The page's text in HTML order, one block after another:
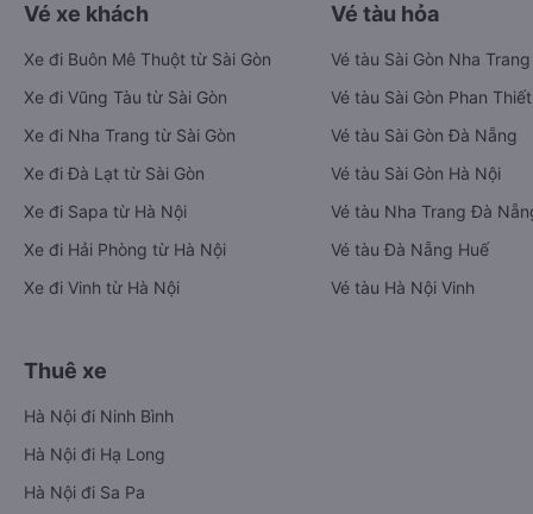
Vé xe khách
Xe đi Buôn Mê Thuột từ Sài Gòn
Xe đi Vũng Tàu từ Sài Gòn
Xe đi Nha Trang từ Sài Gòn
Xe đi Đà Lạt từ Sài Gòn
Xe đi Sapa từ Hà Nội
Xe đi Hải Phòng từ Hà Nội
Xe đi Vinh từ Hà Nội
Vé tàu hỏa
Vé tàu Sài Gòn Nha Trang
Vé tàu Sài Gòn Phan Thiết
Vé tàu Sài Gòn Đà Nẵng
Vé tàu Sài Gòn Hà Nội
Vé tàu Nha Trang Đà
Vé tàu Đà Nẵng Huế
Vé tàu Hà Nội Vinh
Thuê xe
Hà Nội đi Ninh Bình
Hà Nội đi Hạ Long
Hà Nội đi Sa Pa